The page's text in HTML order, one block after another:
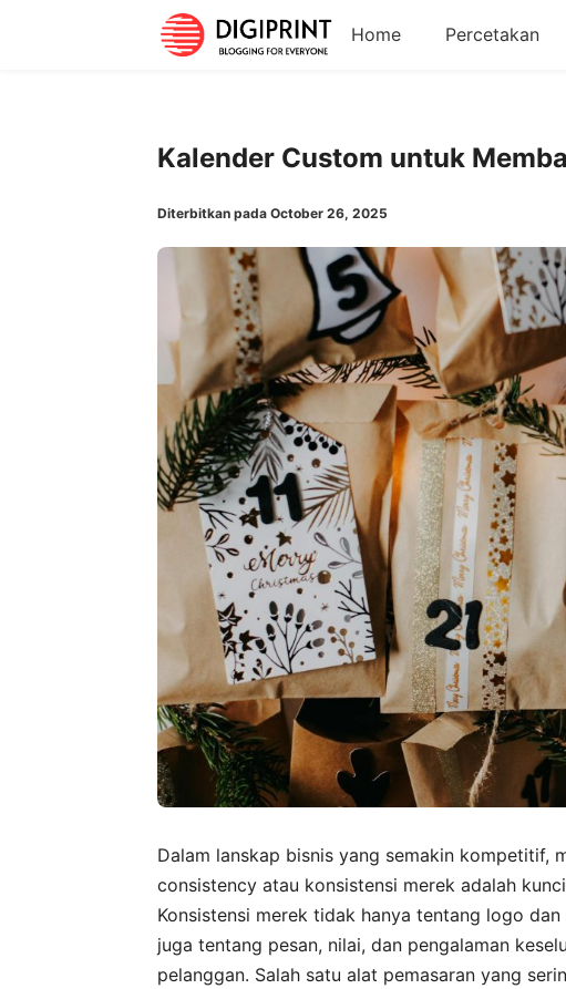
Home Percetakan
Kalender Custom untuk
Diterbitkan pada October 26, 2025
Dalam lanskap bisnis yang semakin kompetitif,
consistency atau konsistensi merek adalah
Konsistensi merek tidak hanya tentang logo
juga tentang pesan, nilai, dan pengalaman
pelanggan. Salah satu alat pemasaran yang